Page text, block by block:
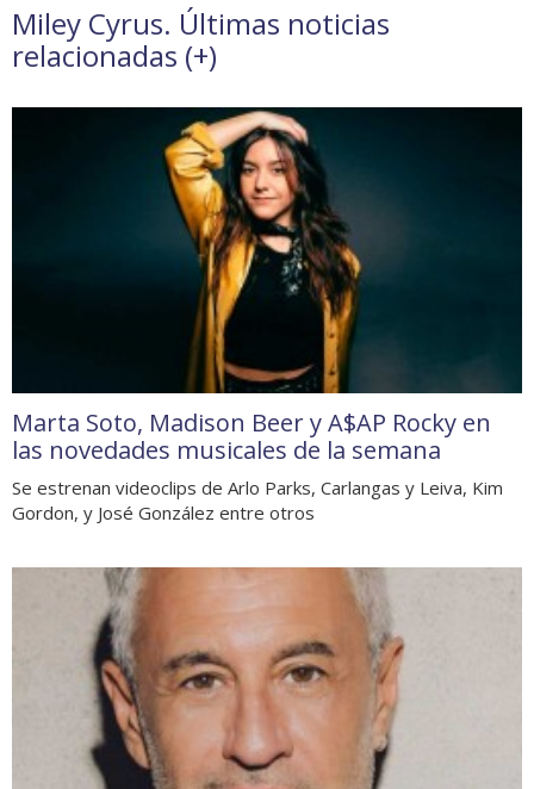
Miley Cyrus. Últimas noticias
relacionadas (+)
Marta Soto, Madison Beer y A$AP Rocky en
las novedades musicales de la semana
Se estrenan videoclips de Arlo Parks, Carlangas y Leiva, Kim
Gordon, y José González entre otros